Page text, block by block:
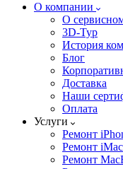
О компании
О
3D-Тур
История
Блог
Доставка
Наши
Оплата
Услуги
Ремонт
Ремонт iMac
Ремонт